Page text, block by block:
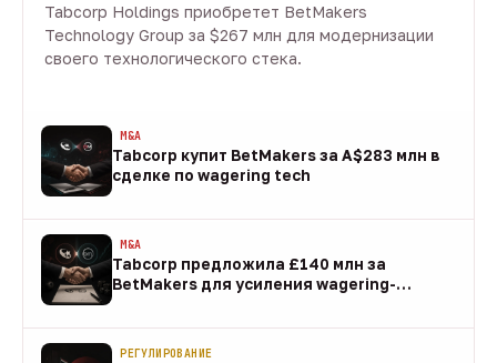
Tabcorp Holdings приобретет BetMakers
Technology Group за $267 млн для модернизации
своего технологического стека.
M&A
Tabcorp купит BetMakers за A$283 млн в
сделке по wagering tech
M&A
Tabcorp предложила £140 млн за
BetMakers для усиления wagering-
РЕГУЛИРОВАНИЕ